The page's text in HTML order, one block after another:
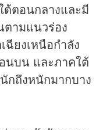
ตอนกลางและมี
ตามแนวร่อง
ยงเหนือกำลัง
นบน และภาคใต้
กถึงหนักมากบาง